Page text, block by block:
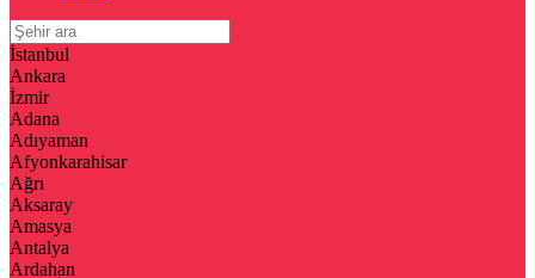
İstanbul
Ankara
İzmir
Adana
Adıyaman
Afyonkarahisar
Ağrı
Aksaray
Amasya
Antalya
Ardahan